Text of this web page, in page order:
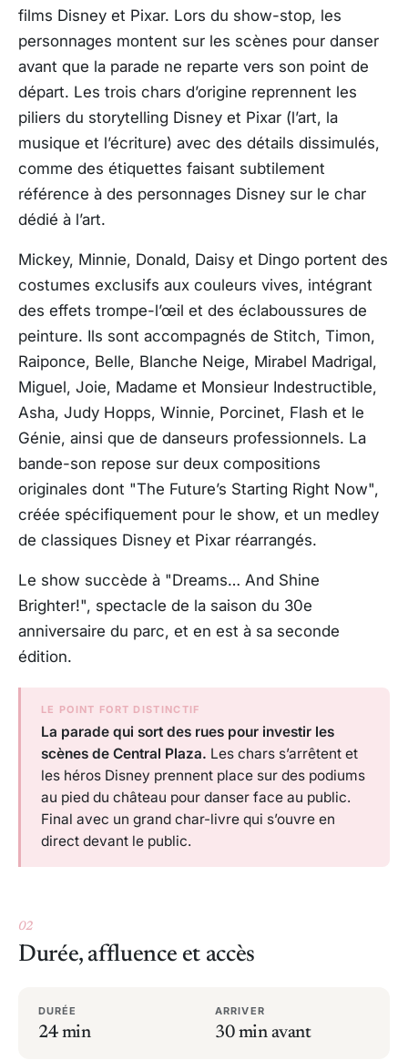
films Disney et Pixar. Lors du show-stop, les
personnages montent sur les scènes pour danser
avant que la parade ne reparte vers son point de
départ. Les trois chars d’origine reprennent les
piliers du storytelling Disney et Pixar (l’art, la
musique et l’écriture) avec des détails dissimulés,
comme des étiquettes faisant subtilement
référence à des personnages Disney sur le char
dédié à l’art.
Mickey, Minnie, Donald, Daisy et Dingo portent des
costumes exclusifs aux couleurs vives, intégrant
des effets trompe-l’œil et des éclaboussures de
peinture. Ils sont accompagnés de Stitch, Timon,
Raiponce, Belle, Blanche Neige, Mirabel Madrigal,
Miguel, Joie, Madame et Monsieur Indestructible,
Asha, Judy Hopps, Winnie, Porcinet, Flash et le
Génie, ainsi que de danseurs professionnels. La
bande-son repose sur deux compositions
originales dont "The Future’s Starting Right Now",
créée spécifiquement pour le show, et un medley
de classiques Disney et Pixar réarrangés.
Le show succède à "Dreams… And Shine
Brighter!", spectacle de la saison du 30e
anniversaire du parc, et en est à sa seconde
édition.
LE POINT FORT DISTINCTIF
La parade qui sort des rues pour investir les
scènes de Central Plaza. Les chars s’arrêtent et
les héros Disney prennent place sur des podiums
au pied du château pour danser face au public.
Final avec un grand char-livre qui s’ouvre en
direct devant le public.
02
Durée, affluence et accès
DURÉE
24 min
ARRIVER
30 min avant